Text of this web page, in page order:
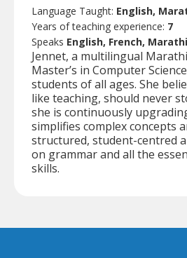
Language Taught: English,
Years of teaching experience: 7
Speaks English, French,
Jennet, a multilingual
Master’s in Computer
students of all ages. She
like teaching, should never
she is continuously
simplifies complex concepts
structured, student-centred
on grammar and all the
skills.